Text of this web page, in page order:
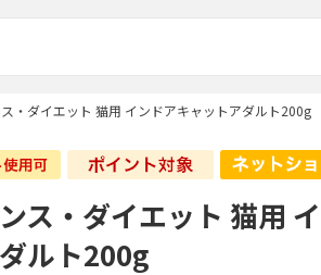
・ダイエット 猫用 インドアキャットアダルト200g
ス・ダイエット 猫用
ルト200g